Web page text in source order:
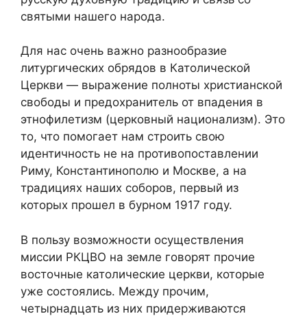
святыми нашего народа.
Для нас очень важно разнообразие
литургических обрядов в Католической
Церкви — выражение полноты христианской
свободы и предохранитель от впадения в
этнофилетизм (церковный национализм). Это
то, что помогает нам строить свою
идентичность не на противопоставлении
Риму, Константинополю и Москве, а на
традициях наших соборов, первый из
которых прошел в бурном 1917 году.
В пользу возможности осуществления
миссии РКЦВО на земле говорят прочие
восточные католические церкви, которые
уже состоялись. Между прочим,
четырнадцать из них придерживаются